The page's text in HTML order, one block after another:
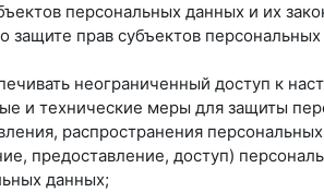
персональных данных и их
защите прав субъектов
неограниченный доступ к
и технические меры для защиты
распространения
предоставление, доступ)
данных;